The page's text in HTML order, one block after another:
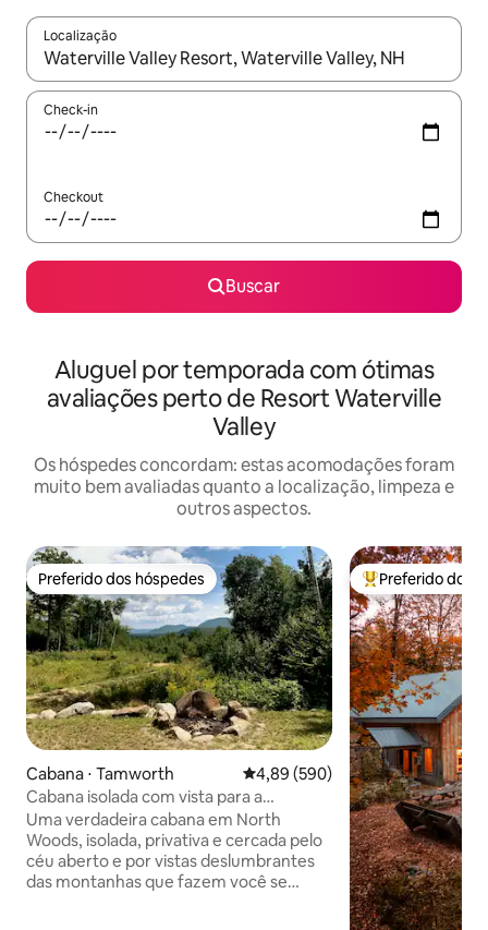
Localização
Quando os resultados estiverem disponíveis, explore-os
Check-in
Checkout
Buscar
Aluguel por temporada com ótimas
avaliações perto de Resort Waterville
Valley
Os hóspedes concordam: estas acomodações foram
muito bem avaliadas quanto a localização, limpeza e
outros aspectos.
Preferido dos hóspedes
Preferido dos hóspedes
Cabana ⋅ Tamworth 4,89 de uma avaliação média de
4,89 (590)
Cabana isolada com vista para a
montanha • Sauna privativa
Uma verdadeira cabana em North
Woods, isolada, privativa e cercada pelo
céu aberto e por vistas deslumbrantes
das montanhas que fazem você se
Entre os
Preferido dos